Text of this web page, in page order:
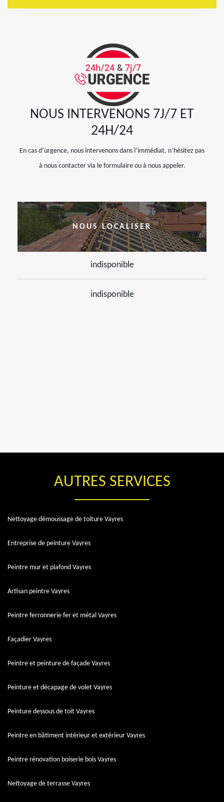
NOUS INTERVENONS 7J/7 ET
24H/24
En cas d’urgence, nous intervenons dans l’immédiat, n’hésitez pas
à nous contacter via le formulaire ou à nous appeler.
NOUS LOCALISER
indisponible
indisponible
AUTRES SERVICES
Nettoyage démoussage de toiture Vayres
Entreprise de peinture Vayres
Peintre mur et plafond Vayres
Artisan peintre Vayres
Peintre ferronnerie fer et métal Vayres
Façadier Vayres
Peintre et peinture de façade Vayres
Peinture et décapage de volet Vayres
Peinture dessous de toit Vayres
Peintre en bâtiment intérieur et extérieur Vayres
Peintre rénovation boiserie bois Vayres
Nettoyage de terrasse Vayres